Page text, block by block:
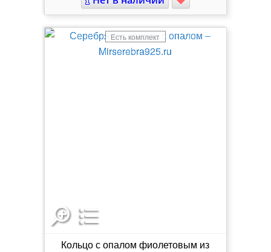
Есть комплект
Кольцо с опалом фиолетовым из